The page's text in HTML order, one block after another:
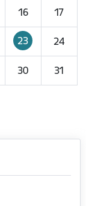
16 17
23 24
30 31